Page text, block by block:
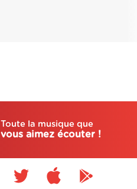
Toute la musique que
vous aimez écouter !